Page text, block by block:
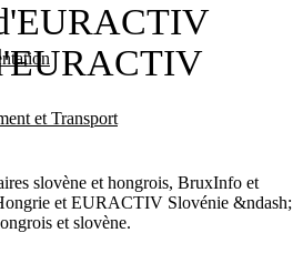
et Transport
slovène et hongrois, BruxInfo et
et EURACTIV Slovénie &ndash;
et slovène.